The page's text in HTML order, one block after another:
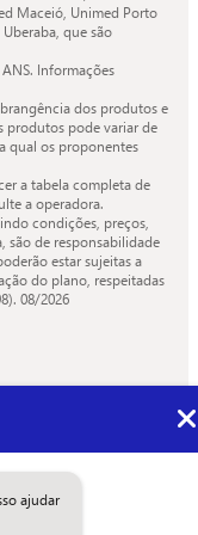
Maceió, Unimed Porto
que são
Informações
dos produtos e
produtos pode variar de
qual os proponentes
a tabela completa de
a operadora.
condições, preços,
são de responsabilidade
estar sujeitas a
do plano, respeitadas
08/2026
ajudar